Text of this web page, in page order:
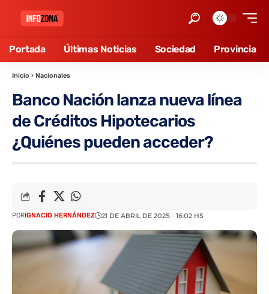
Portada Últimas Noticias Sociedad Provincia
Inicio › Nacionales
Banco Nación lanza nueva línea
de Créditos Hipotecarios
¿Quiénes pueden acceder?
PORIGNACIO HERNÁNDEZ 21 DE ABRIL DE 2025 - 16:02 HS